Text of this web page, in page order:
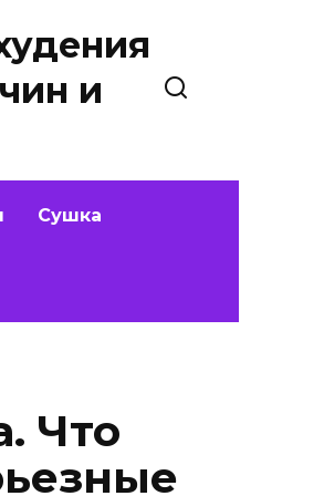
и
Сушка
Что